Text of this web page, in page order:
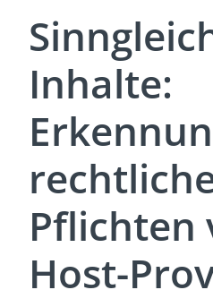
Inhalte:
Pflichten
Host-